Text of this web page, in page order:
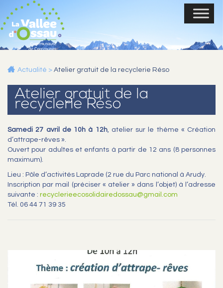
Actualité > Atelier gratuit de la recyclerie Réso
Atelier gratuit de la
recyclerie Réso
Samedi 27 avril de 10h à 12h, atelier sur le thème « Création
d’attrape-rêves ».
Ouvert pour adultes et enfants à partir de 12 ans (8 personnes
maximum).
Lieu : Pôle d’activités Laprade (2 rue du Parc national à Arudy.
Inscription par mail (préciser « atelier » dans l’objet) à l’adresse
suivante : recyclerieecosolidairedossau@gmail.com
Tél. 06 44 71 39 35